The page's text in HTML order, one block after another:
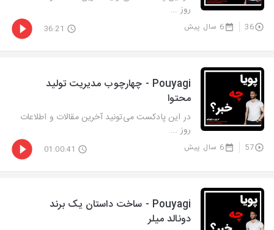
روز ...
36 6 سال پیش 36:21
Pouyagi - چهارچوب مدیریت تولید
محتوا
در این پادکست می‌تونید آخرین مقالات و اطلاعات
روز ...
57 6 سال پیش 01:00:41
Pouyagi - ساخت داستان یک برند
دونالد میلر